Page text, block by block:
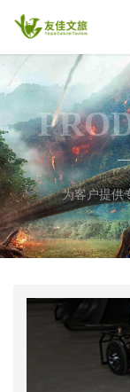
为客户提供